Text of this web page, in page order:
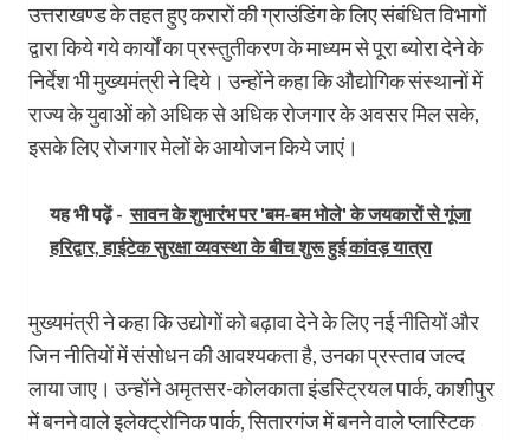
उत्तराखण्ड के तहत हुए करारों की ग्राउंडिंग के लिए संबंधित विभागों
द्वारा किये गये कार्यों का प्रस्तुतीकरण के माध्यम से पूरा ब्योरा देने के
निर्देश भी मुख्यमंत्री ने दिये। उन्होंने कहा कि औद्योगिक संस्थानों में
राज्य के युवाओं को अधिक से अधिक रोजगार के अवसर मिल सके,
इसके लिए रोजगार मेलों के आयोजन किये जाएं।
यह भी पढ़ें - सावन के शुभारंभ पर 'बम-बम भोले' के जयकारों से गूंजा
हरिद्वार, हाईटेक सुरक्षा व्यवस्था के बीच शुरू हुई कांवड़ यात्रा
मुख्यमंत्री ने कहा कि उद्योगों को बढ़ावा देने के लिए नई नीतियों और
जिन नीतियों में संसोधन की आवश्यकता है, उनका प्रस्ताव जल्द
लाया जाए। उन्होंने अमृतसर-कोलकाता इंडस्ट्रियल पार्क, काशीपुर
में बनने वाले इलेक्ट्रोनिक पार्क, सितारगंज में बनने वाले प्लास्टिक